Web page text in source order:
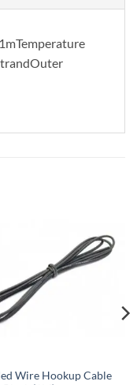
Wire Hookup Cable